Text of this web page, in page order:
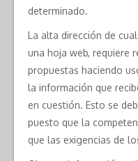
determinado.
La alta dirección de
una hoja web, requiere
propuestas haciendo
la información que
en cuestión. Esto se
puesto que la
que las exigencias de